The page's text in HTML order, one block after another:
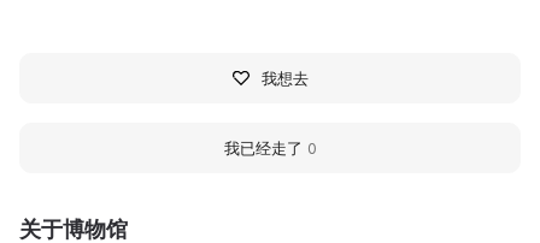
关于博物馆
我想去
我已经走了 0